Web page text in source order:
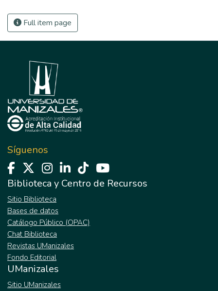
Full item page
Síguenos
Biblioteca y Centro de Recursos
Sitio Biblioteca
Bases de datos
Catálogo Público (OPAC)
Chat Biblioteca
Revistas UManizales
Fondo Editorial
UManizales
Sitio UManizales